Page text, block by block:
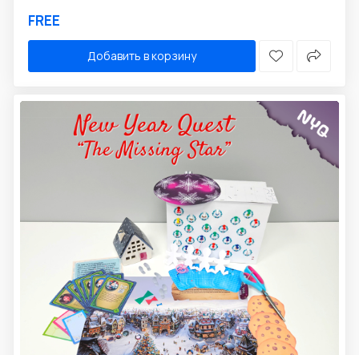
FREE
Добавить в корзину